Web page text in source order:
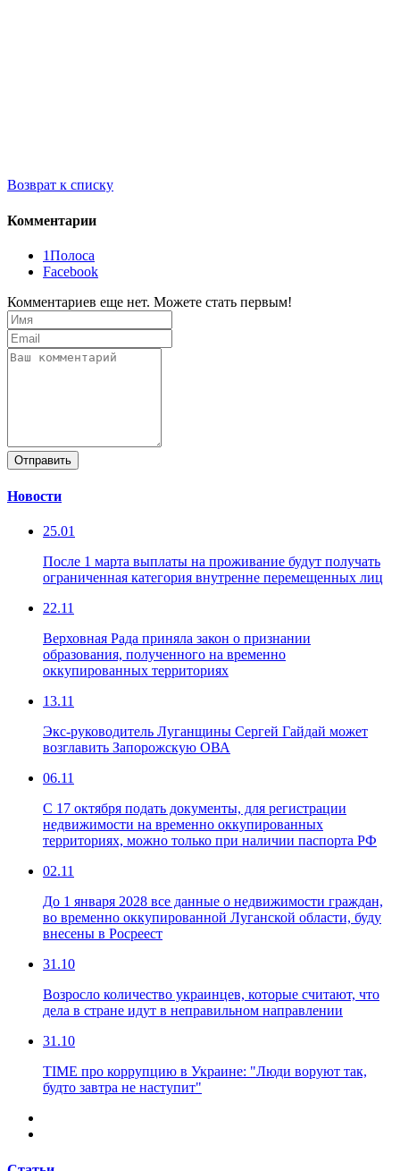
Возврат к списку
Комментарии
1Полоса
Facebook
Комментариев еще нет. Можете стать первым!
Отправить
Новости
25.01
После 1 марта выплаты на проживание будут получать
ограниченная категория внутренне перемещенных лиц
22.11
Верховная Рада приняла закон о признании
образования, полученного на временно
оккупированных территориях
13.11
Экс-руководитель Луганщины Сергей Гайдай может
возглавить Запорожскую ОВА
06.11
С 17 октября подать документы, для регистрации
недвижимости на временно оккупированных
территориях, можно только при наличии паспорта РФ
02.11
До 1 января 2028 все данные о недвижимости граждан,
во временно оккупированной Луганской области, буду
внесены в Росреест
31.10
Возросло количество украинцев, которые считают, что
дела в стране идут в неправильном направлении
31.10
TIME про коррупцию в Украине: "Люди воруют так,
будто завтра не наступит"